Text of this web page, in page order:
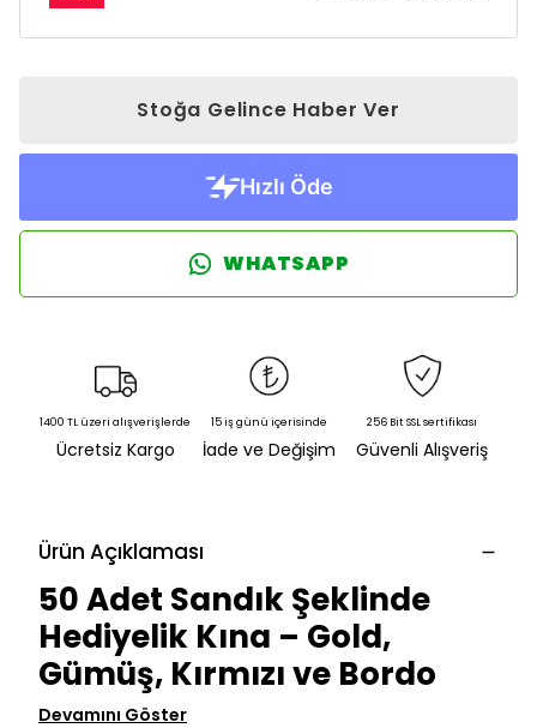
Stoğa Gelince Haber Ver
WHATSAPP
1400 TL üzeri alışverişlerde
Ücretsiz Kargo
15 iş günü içerisinde
İade ve Değişim
256 Bit SSL sertifikası
Güvenli Alışveriş
Ürün Açıklaması
50 Adet Sandık Şeklinde
Hediyelik Kına – Gold,
Gümüş, Kırmızı ve Bordo
Devamını Göster